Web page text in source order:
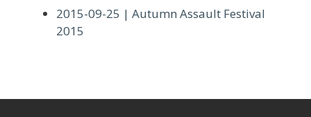
2015-09-25 | Autumn Assault Festival
2015